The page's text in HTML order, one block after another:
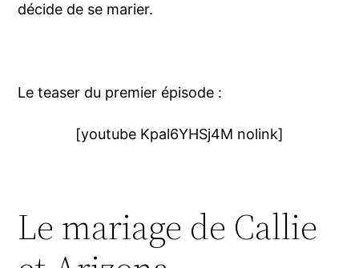
décide de se marier.
Le teaser du premier épisode :
[youtube Kpal6YHSj4M nolink]
Le mariage de Callie